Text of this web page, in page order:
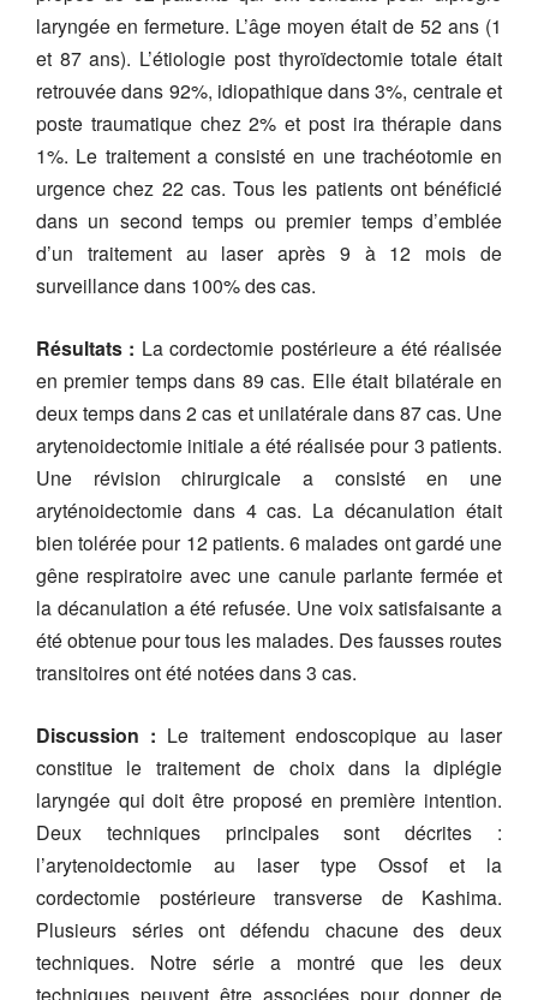
laryngée en fermeture. L’âge moyen était de 52 ans (1
et 87 ans). L’étiologie post thyroïdectomie totale était
retrouvée dans 92%, idiopathique dans 3%, centrale et
poste traumatique chez 2% et post ira thérapie dans
1%. Le traitement a consisté en une trachéotomie en
urgence chez 22 cas. Tous les patients ont bénéficié
dans un second temps ou premier temps d’emblée
d’un traitement au laser après 9 à 12 mois de
surveillance dans 100% des cas.
Résultats : La cordectomie postérieure a été réalisée
en premier temps dans 89 cas. Elle était bilatérale en
deux temps dans 2 cas et unilatérale dans 87 cas. Une
arytenoidectomie initiale a été réalisée pour 3 patients.
Une révision chirurgicale a consisté en une
aryténoidectomie dans 4 cas. La décanulation était
bien tolérée pour 12 patients. 6 malades ont gardé une
gêne respiratoire avec une canule parlante fermée et
la décanulation a été refusée. Une voix satisfaisante a
été obtenue pour tous les malades. Des fausses routes
transitoires ont été notées dans 3 cas.
Discussion : Le traitement endoscopique au laser
constitue le traitement de choix dans la diplégie
laryngée qui doit être proposé en première intention.
Deux techniques principales sont décrites :
l’arytenoidectomie au laser type Ossof et la
cordectomie postérieure transverse de Kashima.
Plusieurs séries ont défendu chacune des deux
techniques. Notre série a montré que les deux
techniques peuvent être associées pour donner de